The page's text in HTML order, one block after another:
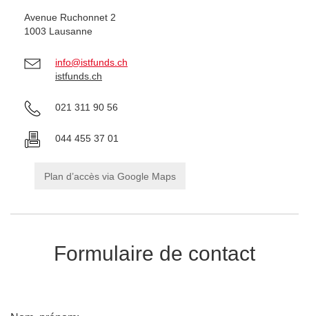
Avenue Ruchonnet 2
1003 Lausanne
info@istfunds.ch
istfunds.ch
021 311 90 56
044 455 37 01
Plan d’accès via Google Maps
Formulaire de contact